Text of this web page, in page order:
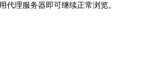
理服务器即可继续正常浏览。